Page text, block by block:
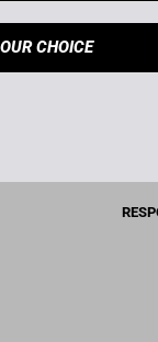
OUR CHOICE